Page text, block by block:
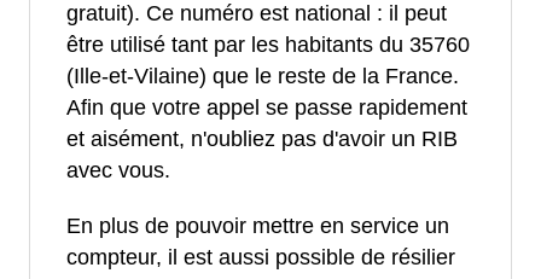
gratuit). Ce numéro est national : il peut
être utilisé tant par les habitants du 35760
(Ille-et-Vilaine) que le reste de la France.
Afin que votre appel se passe rapidement
et aisément, n'oubliez pas d'avoir un RIB
avec vous.
En plus de pouvoir mettre en service un
compteur, il est aussi possible de résilier